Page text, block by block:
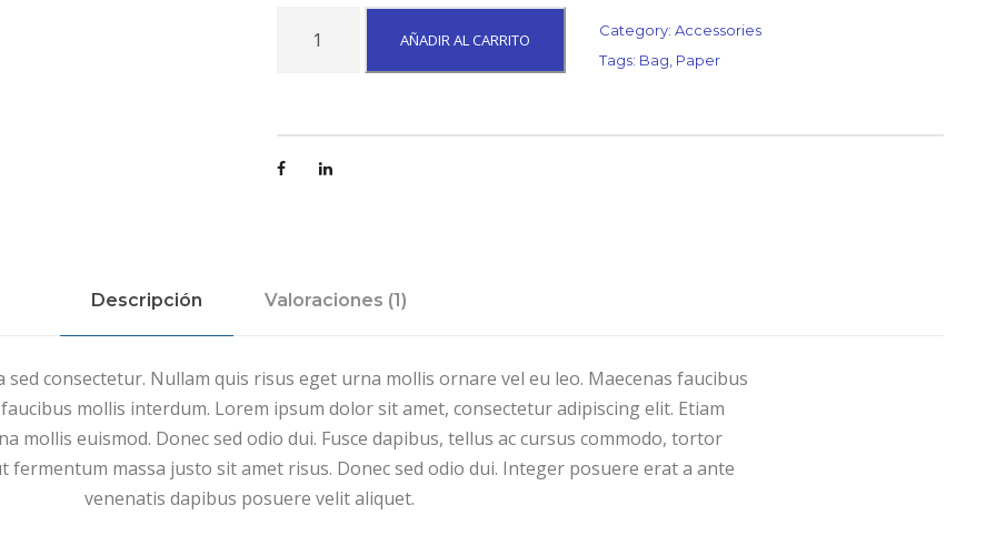
e
M
m
B
a
g
c
a
AÑADIR AL CARRITO Category: Accessories
Tags: Bag Paper
Descripción Valoraciones (1)
sed consectetur. Nullam quis risus eget urna mollis ornare vel eu leo. Maecenas faucibus
mollis interdum. Lorem ipsum dolor sit amet, consectetur adipiscing elit. Etiam
mollis euismod. Donec sed odio dui. Fusce dapibus, tellus ac cursus commodo, tortor
fermentum massa justo sit amet risus. Donec sed odio dui. Integer posuere erat a ante
venenatis dapibus posuere velit aliquet.